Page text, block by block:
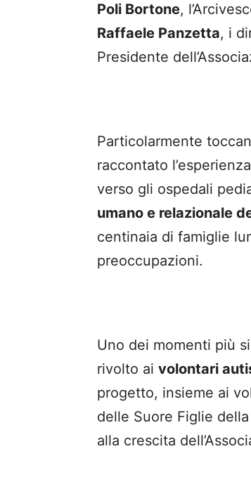
Poli Bortone,
Raffaele Panzetta, i
Presidente
Particolarmente
raccontato
verso gli ospedali
umano e relazionale
centinaia di famiglie
preoccupazioni.
Uno dei momenti più
rivolto ai volontari
progetto, insieme ai
delle Suore Figlie
alla crescita